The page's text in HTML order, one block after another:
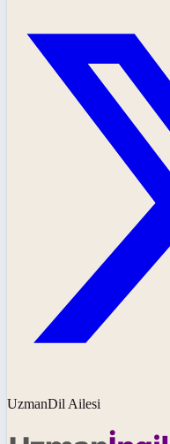
UzmanDil Ailesi